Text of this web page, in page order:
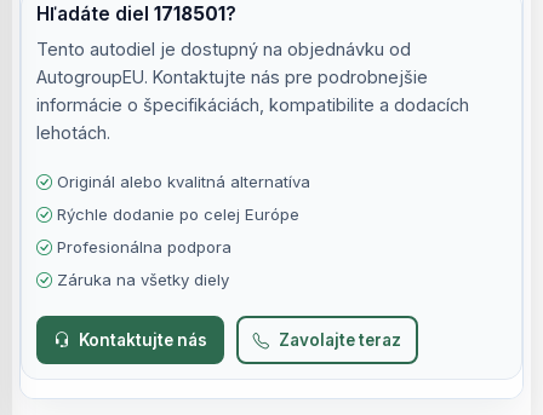
Hľadáte diel1718501?
Tento autodiel je dostupný na objednávku od
AutogroupEU. Kontaktujte nás pre podrobnejšie
informácie o špecifikáciách, kompatibilite a dodacích
lehotách.
Originál alebo kvalitná alternatíva
Rýchle dodanie po celej Európe
Profesionálna podpora
Záruka na všetky diely
Kontaktujte nás Zavolajte teraz